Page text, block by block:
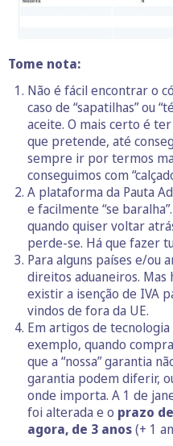
Tome nota:
Não é fácil encontrar o
caso de “sapatilhas” ou
aceite. O mais certo é
que pretende, até
sempre ir por termos
conseguimos com
A plataforma da Pauta
e facilmente “se
quando quiser voltar
perde-se. Há que fazer
Para alguns países e/ou
direitos aduaneiros. Mas
existir a isenção de IVA
vindos de fora da UE.
Em artigos de
exemplo, quando
que a “nossa” garantia
garantia podem diferir,
onde importa. A 1 de
foi alterada e o prazo
agora, de 3 anos(+ 1